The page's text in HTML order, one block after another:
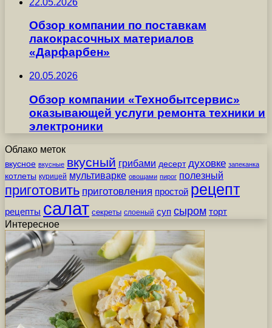
Обзор компании по поставкам
лакокрасочных материалов
«Дарфарбен»
20.05.2026
Обзор компании «Технобытсервис»
оказывающей услуги ремонта техники и
электроники
Облако меток
вкусное вкусные вкусный грибами десерт духовке запеканка
котлеты курицей мультиварке овощами пирог полезный
приготовить приготовления простой рецепт
рецепты салат секреты слоеный суп сыром торт
Интересное